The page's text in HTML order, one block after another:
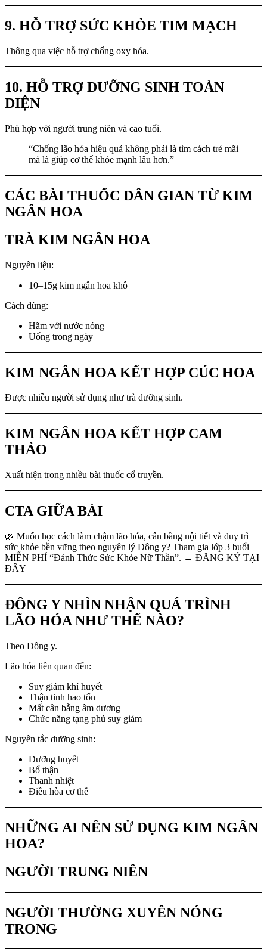
9. HỖ TRỢ SỨC KHỎE TIM MẠCH
Thông qua việc hỗ trợ chống oxy hóa.
10. HỖ TRỢ DƯỠNG SINH TOÀN
DIỆN
Phù hợp với người trung niên và cao tuổi.
“Chống lão hóa hiệu quả không phải là tìm cách trẻ mãi
mà là giúp cơ thể khỏe mạnh lâu hơn.”
CÁC BÀI THUỐC DÂN GIAN TỪ KIM
NGÂN HOA
TRÀ KIM NGÂN HOA
Nguyên liệu:
10–15g kim ngân hoa khô
Cách dùng:
Hãm với nước nóng
Uống trong ngày
KIM NGÂN HOA KẾT HỢP CÚC HOA
Được nhiều người sử dụng như trà dưỡng sinh.
KIM NGÂN HOA KẾT HỢP CAM
THẢO
Xuất hiện trong nhiều bài thuốc cổ truyền.
CTA GIỮA BÀI
🌿 Muốn học cách làm chậm lão hóa, cân bằng nội tiết và duy trì
sức khỏe bền vững theo nguyên lý Đông y? Tham gia lớp 3 buổi
MIỄN PHÍ “Đánh Thức Sức Khỏe Nữ Thần”. → ĐĂNG KÝ TẠI
ĐÂY
ĐÔNG Y NHÌN NHẬN QUÁ TRÌNH
LÃO HÓA NHƯ THẾ NÀO?
Theo Đông y.
Lão hóa liên quan đến:
Suy giảm khí huyết
Thận tinh hao tổn
Mất cân bằng âm dương
Chức năng tạng phủ suy giảm
Nguyên tắc dưỡng sinh:
Dưỡng huyết
Bổ thận
Thanh nhiệt
Điều hòa cơ thể
NHỮNG AI NÊN SỬ DỤNG KIM NGÂN
HOA?
NGƯỜI TRUNG NIÊN
NGƯỜI THƯỜNG XUYÊN NÓNG
TRONG